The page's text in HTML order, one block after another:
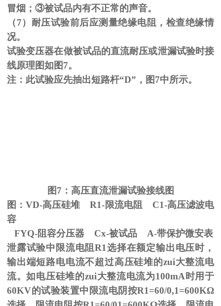
冒烟； ③被试品内有不正常的声音。
（7）耐压试验前后应测量绝缘电阻，检查绝缘情
况。
试验变压器在做被试品的直流耐压或泄漏试验时接
线原理图如图7。
注：此试验应先抽出短路杆“D”，图7中所示。
图7 ：高压直流泄漏试验接线图
图：VD-高压硅堆R1-限流电阻 C1-高压滤波电
容
FYQ-阻容分压器 Cx-被试品 A-带保护微安表
泄露试验中限流电阻R1选择在额定输出电压时，
输出端短路电电流不超过高压硅堆的zui大整流电
流。如电压硅堆的zui大整流电流为100mA 时用于
60KV的试验装置中限流电阴按R1=60/0,1=600KΩ